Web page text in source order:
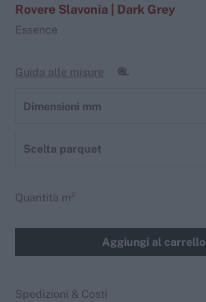
Rovere Slavonia | Dark Grey
Essence
Guida alle misure
Dimensioni mm
Scelta parquet
Quantità m²
Aggiungi al carrello
Spedizioni & Costi